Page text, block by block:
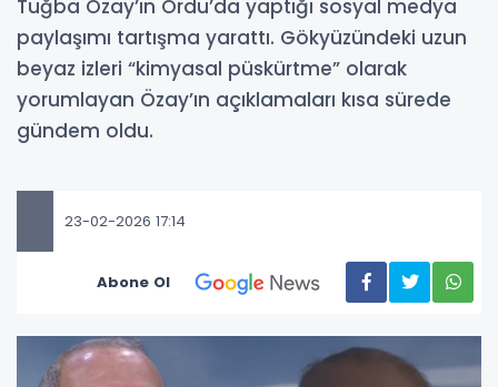
Tuğba Özay’ın Ordu’da yaptığı sosyal medya
paylaşımı tartışma yarattı. Gökyüzündeki uzun
beyaz izleri “kimyasal püskürtme” olarak
yorumlayan Özay’ın açıklamaları kısa sürede
gündem oldu.
23-02-2026 17:14
Abone Ol